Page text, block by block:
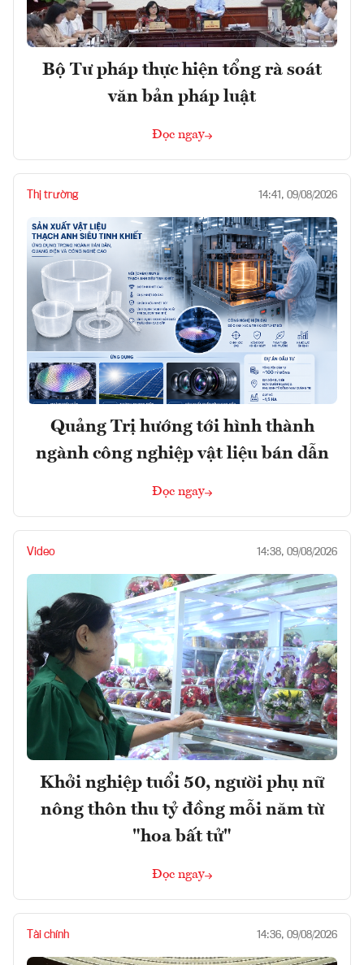
Bộ Tư pháp thực hiện tổng rà soát
văn bản pháp luật
Đọc ngay
Thị trường 14:41, 09/08/2026
Quảng Trị hướng tới hình thành
ngành công nghiệp vật liệu bán dẫn
Đọc ngay
Video 14:38, 09/08/2026
Khởi nghiệp tuổi 50, người phụ nữ
nông thôn thu tỷ đồng mỗi năm từ
"hoa bất tử"
Đọc ngay
Tài chính 14:36, 09/08/2026